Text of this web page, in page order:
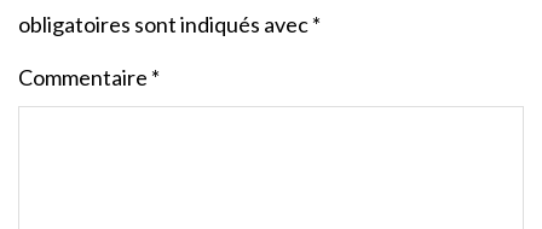
obligatoires sont indiqués avec*
Commentaire *